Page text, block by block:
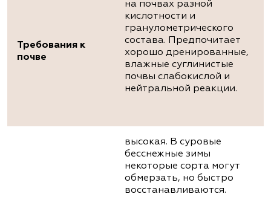
Требования к
почве
на почвах разной
кислотности и
гранулометрического
состава. Предпочитает
хорошо дренированные,
влажные суглинистые
почвы слабокислой и
нейтральной реакции.
высокая. В суровые
бесснежные зимы
некоторые сорта могут
обмерзать, но быстро
восстанавливаются.